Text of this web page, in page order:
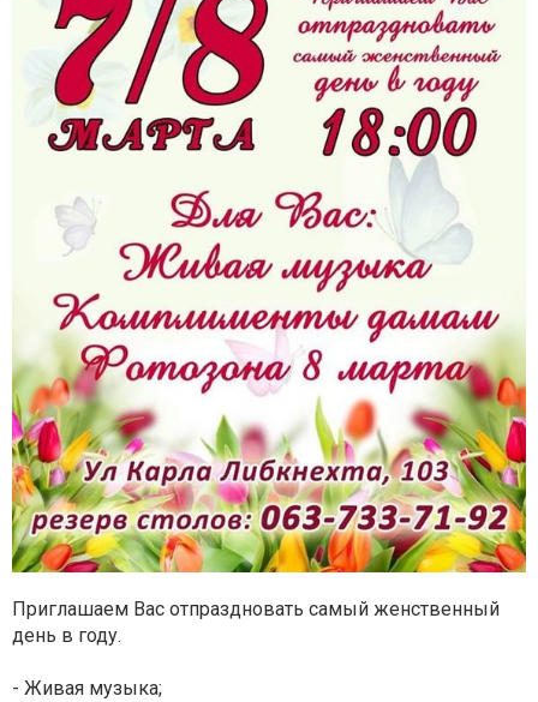
Приглашаем Вас отпраздновать самый женственный
день в году.
- Живая музыка;